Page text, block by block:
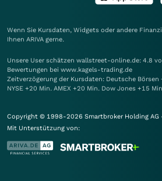
Wenn Sie Kursdaten, Widgets oder andere
Ihnen ARIVA gerne.
Unsere User schätzen wallstreet-online.de: 4.8
Bewertungen bei www.kagels-trading.de
Zeitverzögerung der Kursdaten: Deutsche Börsen
NYSE +20 Min. AMEX +20 Min. Dow Jones +15
Copyright © 1998-2026 Smartbroker Holding AG
Mit Unterstützung von: